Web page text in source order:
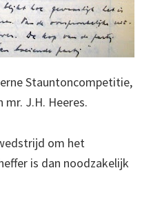
Stauntoncompetitie,
mr. J.H. Heeres.
om het
is dan noodzakelijk